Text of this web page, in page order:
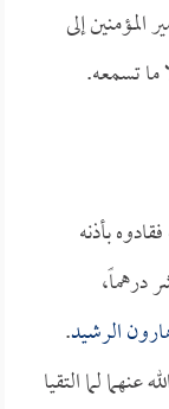
المؤمنين إلى
ما تسمعه.
بأذنه
درهماً،
الرشيد.
عنهما لما التقيا